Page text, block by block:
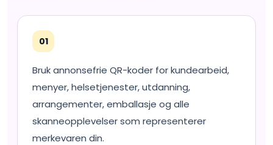
01
Bruk annonsefrie QR-koder for kundearbeid,
menyer, helsetjenester, utdanning,
arrangementer, emballasje og alle
skanneopplevelser som representerer
merkevaren din.